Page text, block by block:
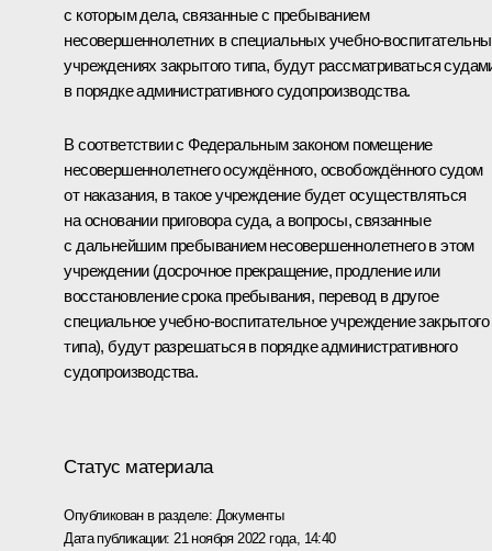
с которым дела, связанные с пребыванием
несовершеннолетних в специальных учебно-
учреждениях закрытого типа, будут рассматриваться
в порядке административного судопроизводства.
В соответствии с Федеральным законом помещение
несовершеннолетнего осуждённого, освобождённого судом
от наказания, в такое учреждение будет осуществляться
на основании приговора суда, а вопросы, связанные
с дальнейшим пребыванием несовершеннолетнего в этом
учреждении (досрочное прекращение, продление или
восстановление срока пребывания, перевод в другое
специальное учебно-воспитательное учреждение закрытого
типа), будут разрешаться в порядке административного
судопроизводства.
Статус материала
Опубликован в разделе: Документы
Дата публикации: 21 ноября 2022 года, 14:40